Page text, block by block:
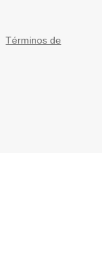
Términos de